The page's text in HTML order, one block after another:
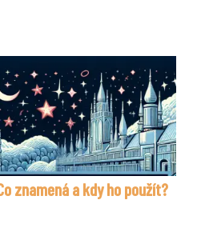
znamená a kdy ho použít?